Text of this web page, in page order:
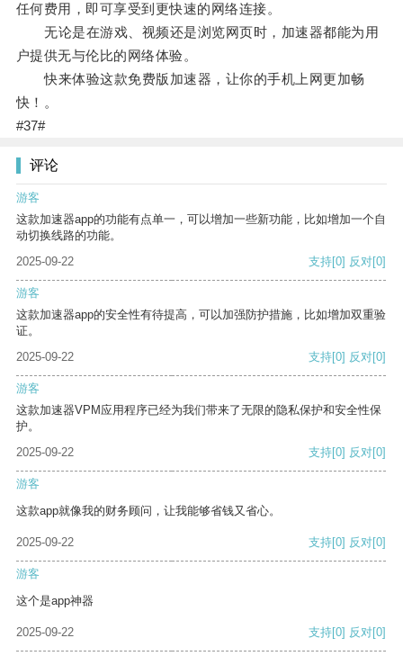
任何费用，即可享受到更快速的网络连接。
无论是在游戏、视频还是浏览网页时，加速器都能为用
户提供无与伦比的网络体验。
快来体验这款免费版加速器，让你的手机上网更加畅
快！。
#37#
评论
游客
这款加速器app的功能有点单一，可以增加一些新功能，比如增加一个自
动切换线路的功能。
2025-09-22
支持[0] 反对[0]
游客
这款加速器app的安全性有待提高，可以加强防护措施，比如增加双重验
证。
2025-09-22
支持[0] 反对[0]
游客
这款加速器VPM应用程序已经为我们带来了无限的隐私保护和安全性保
护。
2025-09-22
支持[0] 反对[0]
游客
这款app就像我的财务顾问，让我能够省钱又省心。
2025-09-22 支持[0] 反对[0]
游客
这个是app神器
2025-09-22 支持[0] 反对[0]